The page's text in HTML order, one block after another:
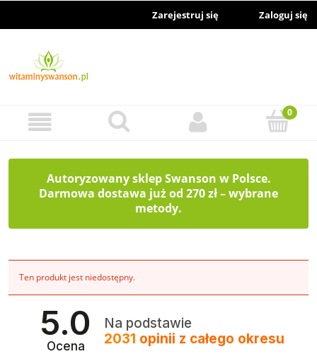
Zarejestruj się Zaloguj się
Autoryzowany sklep Swanson w Polsce.
Darmowa dostawa już od 270 zł – wybrane
metody.
Ten produkt jest niedostępny.
5.0
Ocena
Na podstawie
2031 opinii z całego okresu